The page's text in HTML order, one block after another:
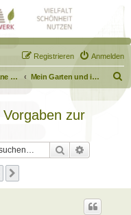
Anmelden
Registrieren
Hortus / Hortane Habitate / Garten auf dem Weg Mein Garten und ich!
u
zur
Suche